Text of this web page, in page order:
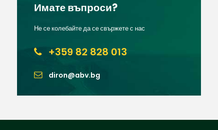
Имате въпроси?
Не се колебайте да се свържете с нас
+359 82 828 013
diron@abv.bg